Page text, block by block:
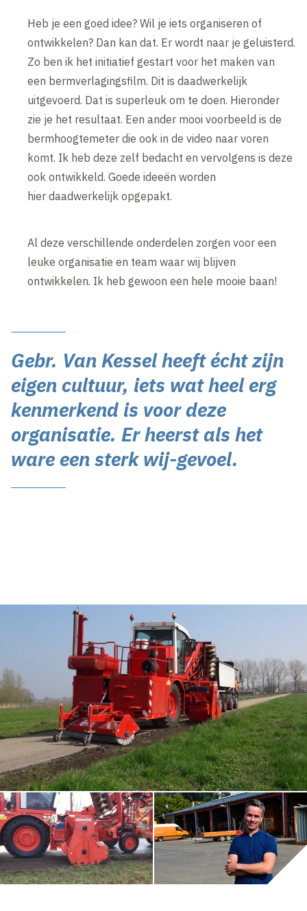
Heb je een goed idee? Wil je iets organiseren of
ontwikkelen? Dan kan dat. Er wordt naar je geluisterd.
Zo ben ik het initiatief gestart voor het maken van
een bermverlagingsfilm. Dit is daadwerkelijk
uitgevoerd. Dat is superleuk om te doen. Hieronder
zie je het resultaat. Een ander mooi voorbeeld is de
bermhoogtemeter die ook in de video naar voren
komt. Ik heb deze zelf bedacht en vervolgens is deze
ook ontwikkeld. Goede ideeën worden
hier daadwerkelijk opgepakt.
Al deze verschillende onderdelen zorgen voor een
leuke organisatie en team waar wij blijven
ontwikkelen. Ik heb gewoon een hele mooie baan!
Gebr. Van Kessel heeft écht zijn
eigen cultuur, iets wat heel erg
kenmerkend is voor deze
organisatie. Er heerst als het
ware een sterk wij-gevoel.